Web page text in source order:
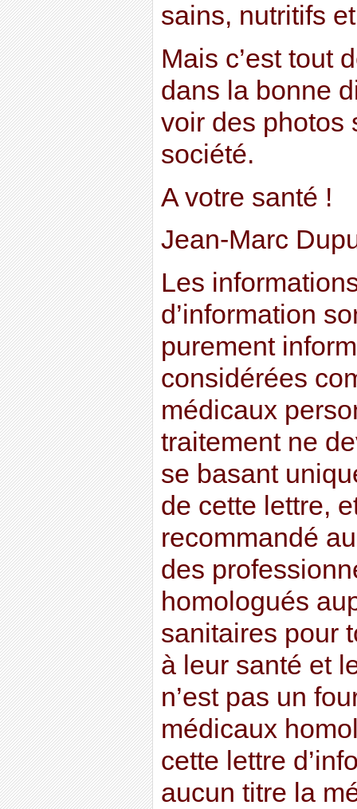
sains, nutritifs
Mais c’est tout
dans la bonne
voir des photos
société.
A votre santé !
Jean-Marc
Les
d’information
purement
considérées
médicaux
traitement ne
se basant
de cette lettre,
recommandé
des
homologués
sanitaires pour
à leur santé et
n’est pas un
médicaux
cette lettre
aucun titre la